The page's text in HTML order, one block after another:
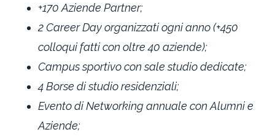
+170 Aziende Partner;
2 Career Day organizzati ogni anno (+450
colloqui fatti con oltre 40 aziende);
Campus sportivo con sale studio dedicate;
4 Borse di studio residenziali;
Evento di Networking annuale con Alumni e
Aziende;